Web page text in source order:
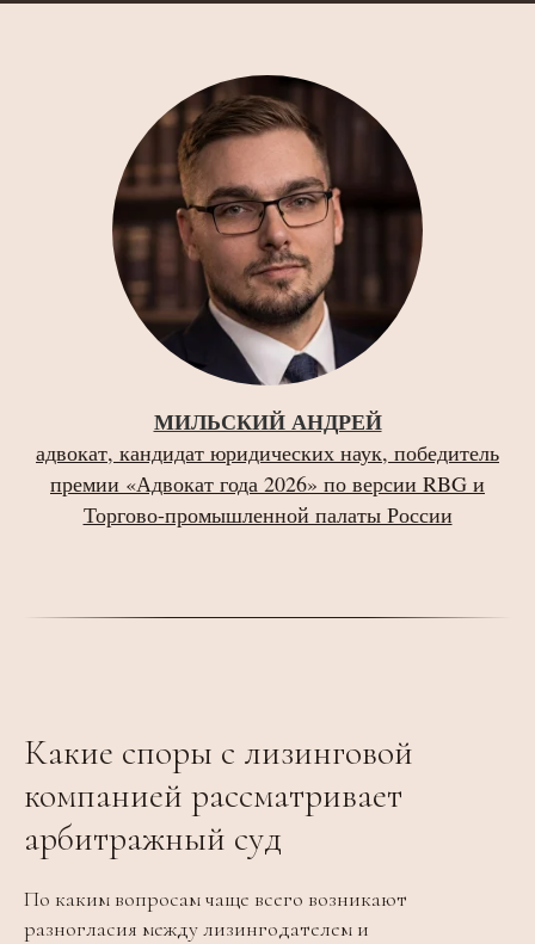
МИЛЬСКИЙ АНДРЕЙ
адвокат, кандидат юридических наук, победитель
премии «Адвокат года 2026» по версии RBG и
Торгово-промышленной палаты России
Какие споры с лизинговой
компанией рассматривает
арбитражный суд
По каким вопросам чаще всего возникают
разногласия между лизингодателем и